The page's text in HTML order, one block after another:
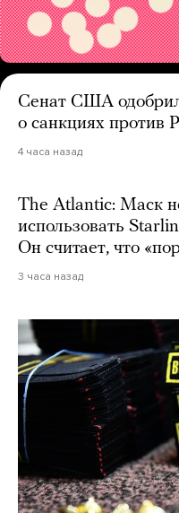
Сенат США
о санкциях против
4 часа назад
The Atlantic: Маск
использовать
Он считает, что
3 часа назад